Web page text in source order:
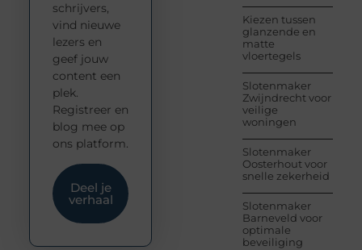
Kiezen tussen
glanzende en
matte
vloertegels
Slotenmaker
Zwijndrecht voor
veilige
woningen
Slotenmaker
Oosterhout voor
snelle zekerheid
Slotenmaker
Barneveld voor
optimale
beveiliging
schrijvers,
vind nieuwe
lezers en
geef jouw
content een
plek.
Registreer en
blog mee op
ons platform.
Deel je
verhaal